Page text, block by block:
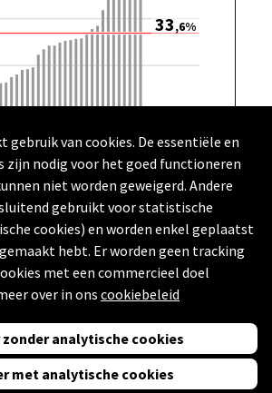
gebruik van cookies. De essentiële en
zijn nodig voor het goed functioneren
niet worden geweigerd. Andere
gebruikt voor statistische
cookies) en worden enkel geplaatst
hebt. Er worden geen tracking
met een commercieel doel
over in ons cookiebeleid
zonder analytische cookies
met analytische cookies
33,6%
Rijksregister | provincies.incijfers.be | 2023
Powered by
Swing Stories
Toegankelijkheidsverklaringen